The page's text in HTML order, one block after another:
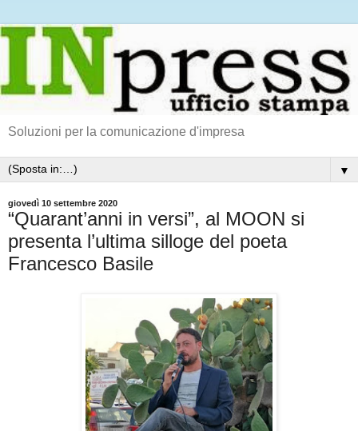
Soluzioni per la comunicazione d'impresa
▼
giovedì 10 settembre 2020
“Quarant’anni in versi”, al MOON si
presenta l’ultima silloge del poeta
Francesco Basile